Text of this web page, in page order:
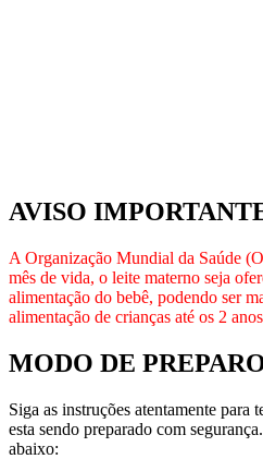
AVISO
A Organização Mundial da Saúde
mês de vida, o leite materno seja
alimentação do bebê, podendo ser
alimentação de crianças até os 2
MODO DE
Siga as instruções atentamente para
esta sendo preparado com
abaixo: